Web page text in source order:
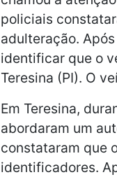
policiais
adulteração.
identificar que o
Teresina (PI). O
Em Teresina,
abordaram um
constataram que
identificadores.